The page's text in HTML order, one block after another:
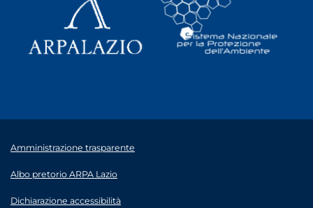
Amministrazione trasparente
Albo pretorio ARPA Lazio
Dichiarazione accessibilità